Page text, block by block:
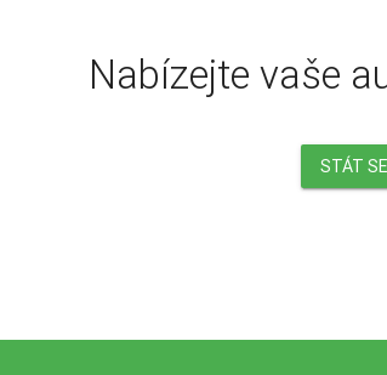
Nabízejte vaše
STÁT